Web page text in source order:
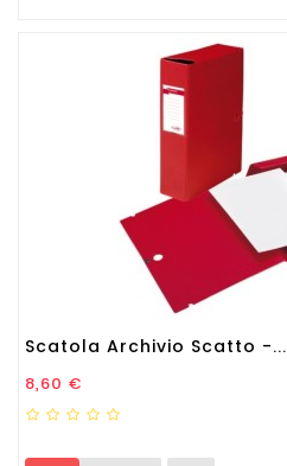
Scatola Archivio Scatto -...
Prezzo
8,60 €